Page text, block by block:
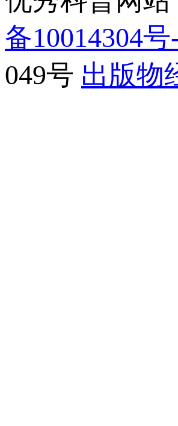
备10014304号
049号 出版物